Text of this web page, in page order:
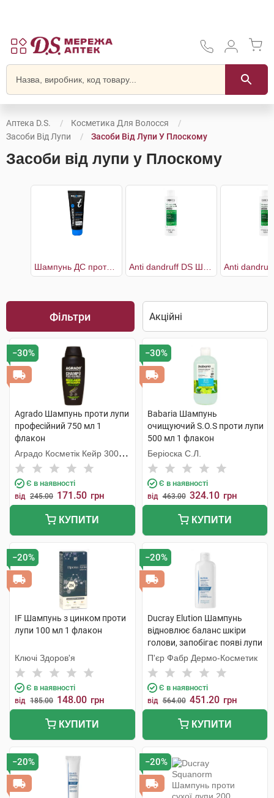
Аптека D.S.
Косметика Для Волосся
Засоби Від Лупи
Засоби Від Лупи У Плоскому
Засоби від лупи у Плоскому
Шампунь ДС проти легкої і помірної лупи
Фільтри
−30%
Agrado Шампунь проти лупи
професійний 750 мл 1
флакон
Аградо Косметік Кейр 3000
С.Л.У.
Є в наявності
від 245.00 171.50 грн
КУПИТИ
−30%
Babaria Шампунь
очищуючий S.O.S проти лупи
500 мл 1 флакон
Беріоска С.Л.
Є в наявності
від 463.00 324.10 грн
КУПИТИ
−20%
IF Шампунь з цинком проти
лупи 100 мл 1 флакон
Ключі Здоров'я
Є в наявності
від 185.00 148.00 грн
КУПИТИ
−20%
Ducray Elution Шампунь
відновлює баланс шкіри
голови, запобігає появі лупи
200 мл 1 флакон
П'єр Фабр Дермо-Косметик
Є в наявності
від 564.00 451.20 грн
КУПИТИ
−20% −20%